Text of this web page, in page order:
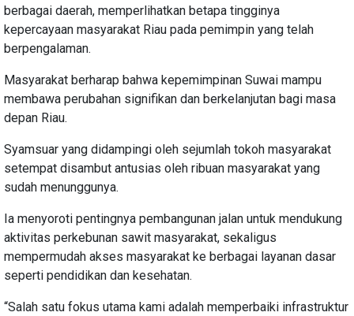
berbagai daerah, memperlihatkan betapa tingginya
kepercayaan masyarakat Riau pada pemimpin yang telah
berpengalaman.
Masyarakat berharap bahwa kepemimpinan Suwai mampu
membawa perubahan signifikan dan berkelanjutan bagi masa
depan Riau.
Syamsuar yang didampingi oleh sejumlah tokoh masyarakat
setempat disambut antusias oleh ribuan masyarakat yang
sudah menunggunya.
Ia menyoroti pentingnya pembangunan jalan untuk mendukung
aktivitas perkebunan sawit masyarakat, sekaligus
mempermudah akses masyarakat ke berbagai layanan dasar
seperti pendidikan dan kesehatan.
“Salah satu fokus utama kami adalah memperbaiki infrastruktur